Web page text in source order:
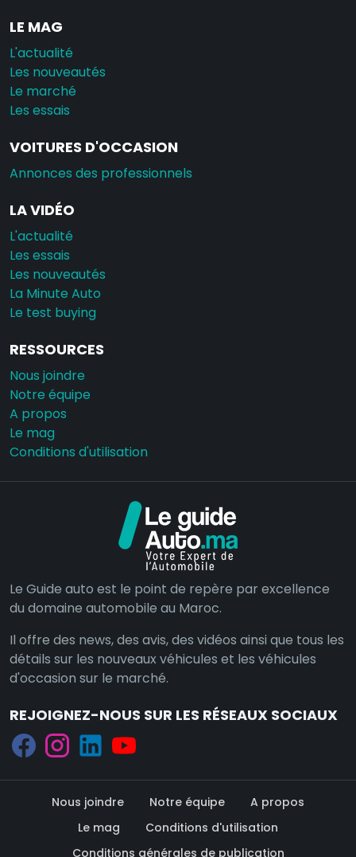
LE MAG
L'actualité
Les nouveautés
Le marché
Les essais
VOITURES D'OCCASION
Annonces des professionnels
LA VIDÉO
L'actualité
Les essais
Les nouveautés
La Minute Auto
Le test buying
RESSOURCES
Nous joindre
Notre équipe
A propos
Le mag
Conditions d'utilisation
Le Guide auto est le point de repère par excellence
du domaine automobile au Maroc.
Il offre des news, des avis, des vidéos ainsi que tous les
détails sur les nouveaux véhicules et les véhicules
d'occasion sur le marché.
REJOIGNEZ-NOUS SUR LES RÉSEAUX SOCIAUX
Nous joindre Notre équipe
A propos
Le mag
Conditions d'utilisation
Conditions générales de publication